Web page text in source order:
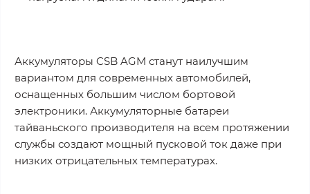
Аккумуляторы CSB AGM станут наилучшим
вариантом для современных автомобилей,
оснащенных большим числом бортовой
электроники. Аккумуляторные батареи
тайваньского производителя на всем протяжении
службы создают мощный пусковой ток даже при
низких отрицательных температурах.